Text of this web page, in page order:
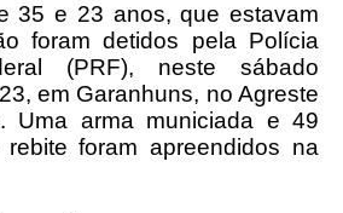
35 e 23 anos, que estavam
foram detidos pela Polícia
(PRF), neste sábado
em Garanhuns, no Agreste
Uma arma municiada e 49
foram apreendidos na